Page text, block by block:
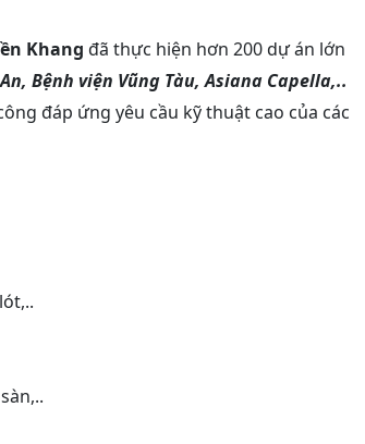
Khang đã thực hiện hơn 200 dự án lớn
Bệnh viện Vũng Tàu, Asiana Capella,..
đáp ứng yêu cầu kỹ thuật cao của các